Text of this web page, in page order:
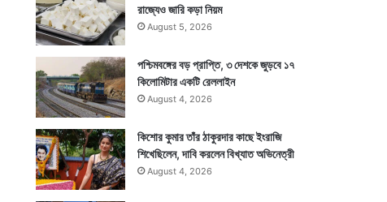
রাজ্যেও জারি কড়া নিয়ম
August 5, 2026
পশ্চিমবঙ্গের বড় প্রাপ্তি, ৩ দেশকে জুড়বে ১৭
কিলোমিটার একটি রেললাইন
August 4, 2026
কিশোর কুমার তাঁর ঠাকুরদার কাছে ইংরাজি
শিখেছিলেন, দাবি করলেন বিখ্যাত অভিনেত্রী
August 4, 2026